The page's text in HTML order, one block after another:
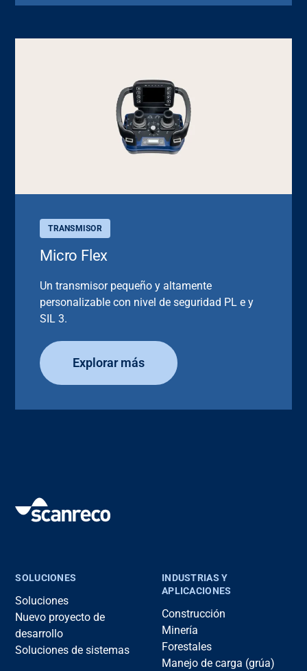
TRANSMISOR
Micro Flex
Un transmisor pequeño y altamente
personalizable con nivel de seguridad PL e y
SIL 3.
Explorar más
SOLUCIONES
Soluciones
Nuevo proyecto de
desarrollo
Soluciones de sistemas
INDUSTRIAS Y
APLICACIONES
Construcción
Minería
Forestales
Manejo de carga (grúa)